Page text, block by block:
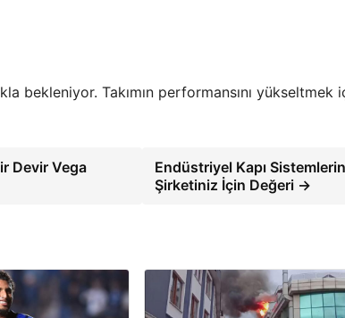
bekleniyor. Takımın performansını yükseltmek
Devir Vega
Endüstriyel Kapı
Şirketiniz İçin Değeri →